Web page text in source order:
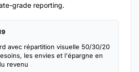
grade reporting.
avec répartition visuelle 50/30/20
les envies et l'épargne en
revenu